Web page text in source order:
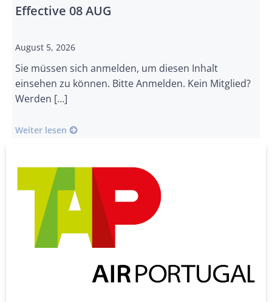
Effective 08 AUG
August 5, 2026
Sie müssen sich anmelden, um diesen Inhalt
einsehen zu können. Bitte Anmelden. Kein Mitglied?
Werden […]
Weiter lesen